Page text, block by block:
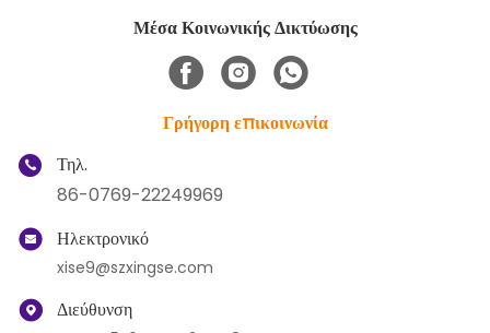
Μέσα Κοινωνικής Δικτύωσης
Γρήγορη επικοινωνία
Τηλ.
86-0769-22249969
Ηλεκτρονικό
xise9@szxingse.com
Διεύθυνση